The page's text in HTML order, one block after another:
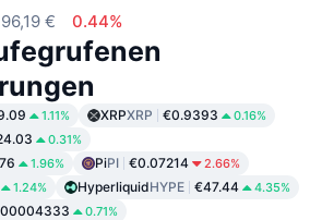
96,19 € 0.44%
1.11% XRPXRP €0.9393 0.16%
0.31%
1.96% PiPI €0.07214 2.66%
1.24% HyperliquidHYPE €47.44 4.35%
0.71%